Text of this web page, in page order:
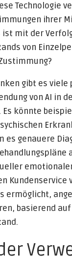
Technologie
ihrer
ist mit der
von
gibt es
von AI in
Es könnte
es genauere
Kundenservice
ermöglicht,
basierend